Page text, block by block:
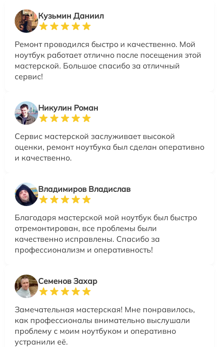
Кузьмин Даниил
Ремонт проводился быстро и качественно. Мой
ноутбук работает отлично после посещения этой
мастерской. Большое спасибо за отличный
сервис!
Никулин Роман
Сервис мастерской заслуживает высокой
оценки, ремонт ноутбука был сделан оперативно
и качественно.
Владимиров Владислав
Благодаря мастерской мой ноутбук был быстро
отремонтирован, все проблемы были
качественно исправлены. Спасибо за
профессионализм и оперативность!
Семенов Захар
Замечательная мастерская! Мне понравилось,
как профессионалы внимательно выслушали
проблему с моим ноутбуком и оперативно
устранили её.